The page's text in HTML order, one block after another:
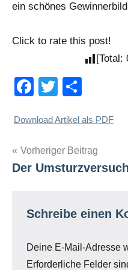
ein schönes
Click to rate this post!
[Total:
Facebook
Twitter
Download Artikel als PDF
Vorheriger Beitrag
Der Umsturzversuch
Schreibe einen
Deine E-Mail-Adresse
Erforderliche Felder